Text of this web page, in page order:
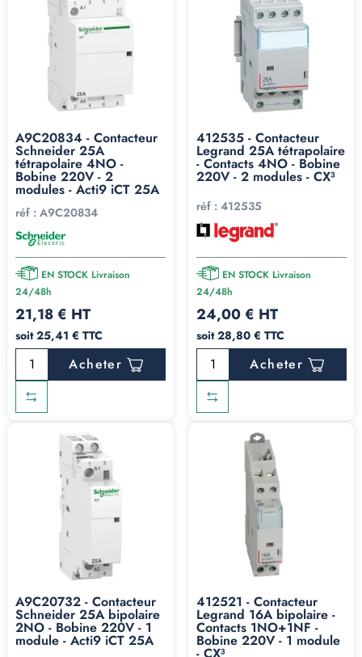
A9C20834 - Contacteur
Schneider 25A
tétrapolaire 4NO -
Bobine 220V - 2
modules - Acti9 iCT 25A
réf : A9C20834
EN STOCK Livraison
24/48h
21,18 € HT
soit 25,41 € TTC
Acheter
412535 - Contacteur
Legrand 25A tétrapolaire
- Contacts 4NO - Bobine
220V - 2 modules - CX³
réf : 412535
EN STOCK Livraison
24/48h
24,00 € HT
soit 28,80 € TTC
Acheter
A9C20732 - Contacteur
Schneider 25A bipolaire
2NO - Bobine 220V - 1
module - Acti9 iCT 25A
412521 - Contacteur
Legrand 16A bipolaire -
Contacts 1NO+1NF -
Bobine 220V - 1 module